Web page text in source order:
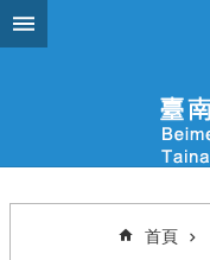
跳到主要內容區塊
首頁